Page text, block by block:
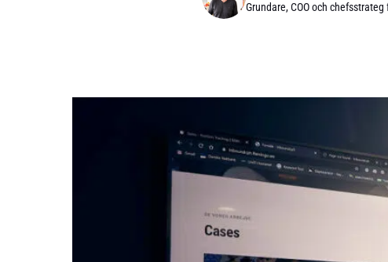
Grundare, COO och chefsstrateg